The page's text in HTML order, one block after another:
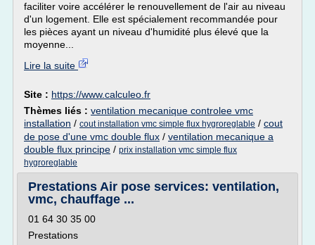
faciliter voire accélérer le renouvellement de l'air au niveau
d'un logement. Elle est spécialement recommandée pour
les pièces ayant un niveau d'humidité plus élevé que la
moyenne...
Lire la suite
Site : https://www.calculeo.fr
Thèmes liés : ventilation mecanique controlee vmc
installation / cout installation vmc simple flux hygroreglable / cout
de pose d'une vmc double flux / ventilation mecanique a
double flux principe / prix installation vmc simple flux
hygroreglable
Prestations Air pose services: ventilation,
vmc, chauffage ...
01 64 30 35 00
Prestations